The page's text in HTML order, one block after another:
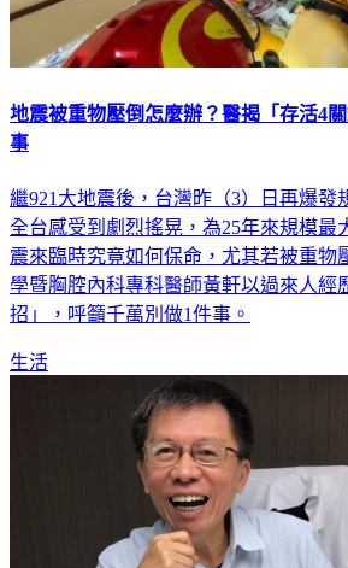
地震被重物壓倒怎麼辦？醫揭「存活4
事
繼921大地震後，台灣昨（3）日再爆發
全台感受到劇烈搖晃，為25年來規模最
震來臨時究竟如何保命，尤其若被重物
學暨胸腔內科專科醫師黃軒以過來人經
招」，呼籲千萬別做1件事。
生活